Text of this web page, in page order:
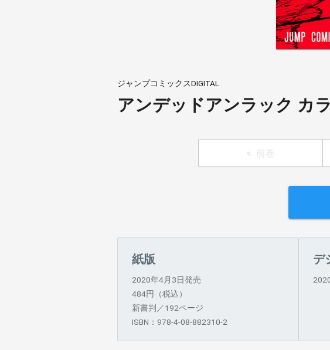
ジャンプコミックスDIGITAL
アンデッドアンラック カ
前巻
紙版
2020年4月3日発売
484円（税込）
新書判／192ページ
ISBN：978-4-08-882310-2
デ